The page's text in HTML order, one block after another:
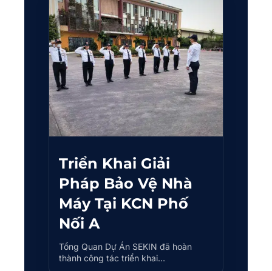
Triển Khai Giải
Pháp Bảo Vệ Nhà
Máy Tại KCN Phố
Nối A
Tổng Quan Dự Án SEKIN đã hoàn
thành công tác triển khai…